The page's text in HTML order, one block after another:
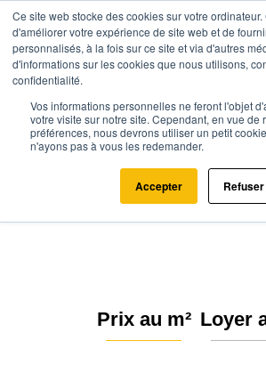
Ce site web stocke des cookies sur votre
d'améliorer votre expérience de site web et de
personnalisés, à la fois sur ce site et via d'autres
d'informations sur les cookies que nous utilisons,
confidentialité.
Vos informations personnelles ne feront l'objet
votre visite sur notre site. Cependant, en vue de
préférences, nous devrons utiliser un petit
n'ayons pas à vous les redemander.
Accepter Refuser
Agence.immo Prix immobilier Île-de-France
Liverdy-en-Brie (77220)
Estimation
en-Brie : Prix m²
Prix au m² Loyer